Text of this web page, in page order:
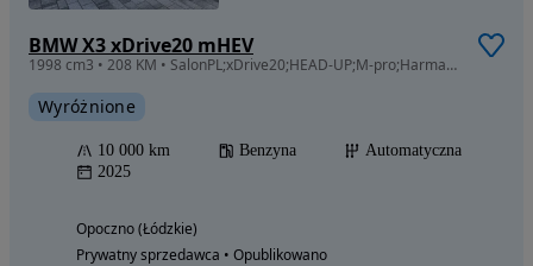
BMW X3 xDrive20 mHEV
1998 cm3 • 208 KM • SalonPL;xDrive20;HEAD-UP;M-pro;Harman;Navi;Led; Vat 23%
Wyróżnione
10 000 km Benzyna
Automatyczna
2025
Opoczno (Łódzkie)
Prywatny sprzedawca • Opublikowano